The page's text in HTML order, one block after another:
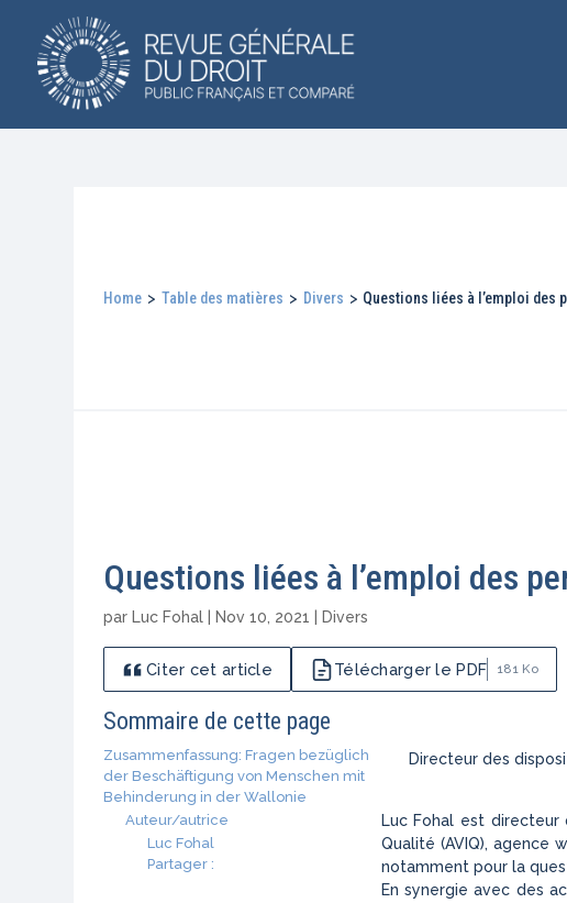
Home > Table des matières > Divers > Questions liées à l’emploi des
Questions liées à l’emploi des
par Luc Fohal Nov 10, 2021 Divers
Citer cet article Télécharger le PDF 181 Ko
Sommaire de cette page
Zusammenfassung: Fragen bezüglich
der Beschäftigung von Menschen mit
Behinderung in der Wallonie
Auteur/autrice
Luc Fohal
Partager :
Directeur des
Luc Fohal est directeur
Qualité (AVIQ), agence
notamment pour la
En synergie avec des